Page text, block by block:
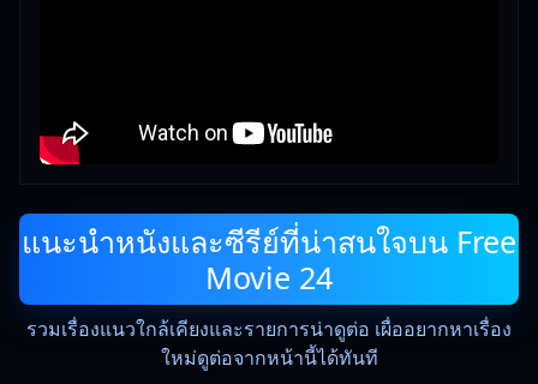
แนะนำหนังและซีรีย์ที่น่าสนใจบน Free
Movie 24
รวมเรื่องแนวใกล้เคียงและรายการน่าดูต่อ เผื่ออยากหาเรื่อง
ใหม่ดูต่อจากหน้านี้ได้ทันที